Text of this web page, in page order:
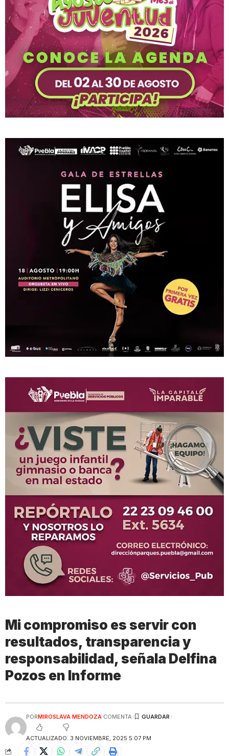
Mi compromiso es servir con
resultados, transparencia y
responsabilidad, señala Delfina
Pozos en Informe
ACTUALIZADO: 3 NOVIEMBRE, 2025 5:07 PM
PORMIROSLAVA MENDOZA COMENTA